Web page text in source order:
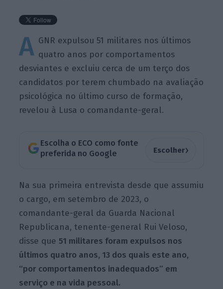
A GNR expulsou 51 militares nos últimos
quatro anos por comportamentos
desviantes e excluiu cerca de um terço dos
candidatos por terem chumbado na avaliação
psicológica no último curso de formação,
revelou à Lusa o comandante-geral.
Escolha o ECO como fonte
preferida no Google
Escolher›
Na sua primeira entrevista desde que assumiu
o cargo, em setembro de 2023, o
comandante-geral da Guarda Nacional
Republicana, tenente-general Rui Veloso,
disse que51 militares foram expulsos nos
últimos quatro anos, 13 dos quais este ano,
“por comportamentos inadequados” em
serviço e na vida pessoal.